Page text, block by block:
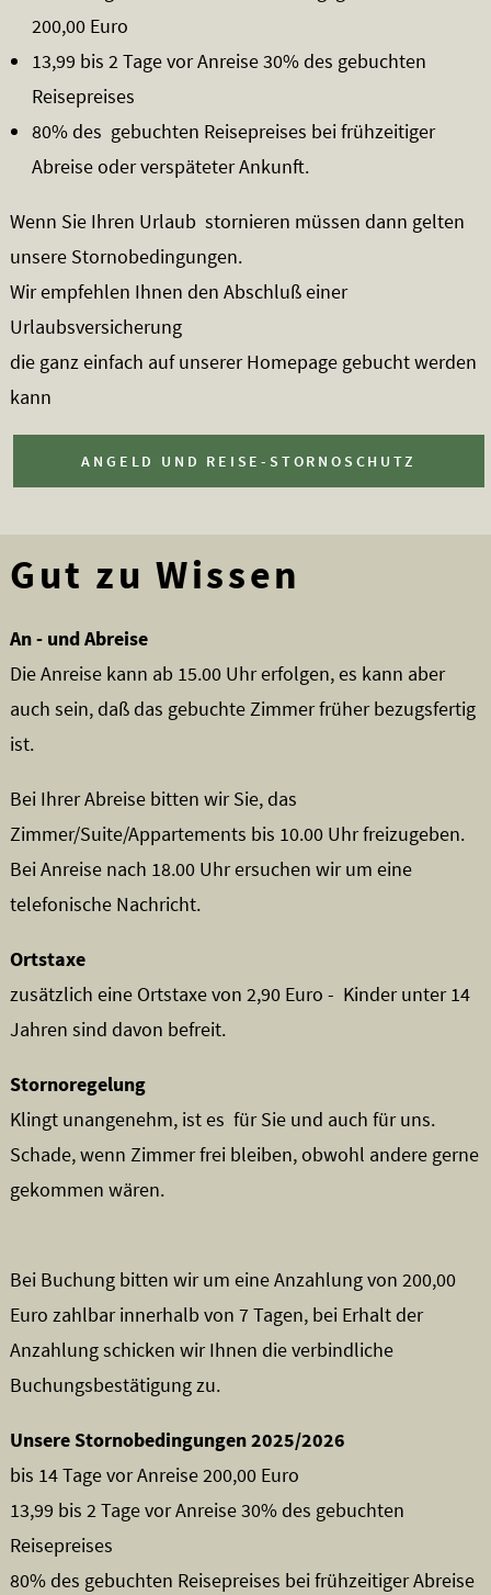
200,00 Euro
13,99 bis 2 Tage vor Anreise 30% des gebuchten
Reisepreises
80% des gebuchten Reisepreises bei frühzeitiger
Abreise oder verspäteter Ankunft.
Wenn Sie Ihren Urlaub stornieren müssen dann gelten
unsere Stornobedingungen.
Wir empfehlen Ihnen den Abschluß einer
Urlaubsversicherung
die ganz einfach auf unserer Homepage gebucht werden
kann
ANGELD UND REISE-STORNOSCHUTZ
Gut zu Wissen
An - und Abreise
Die Anreise kann ab 15.00 Uhr erfolgen, es kann aber
auch sein, daß das gebuchte Zimmer früher bezugsfertig
ist.
Bei Ihrer Abreise bitten wir Sie, das
Zimmer/Suite/Appartements bis 10.00 Uhr freizugeben.
Bei Anreise nach 18.00 Uhr ersuchen wir um eine
telefonische Nachricht.
Ortstaxe
zusätzlich eine Ortstaxe von 2,90 Euro - Kinder unter 14
Jahren sind davon befreit.
Stornoregelung
Klingt unangenehm, ist es für Sie und auch für uns.
Schade, wenn Zimmer frei bleiben, obwohl andere gerne
gekommen wären.
Bei Buchung bitten wir um eine Anzahlung von 200,00
Euro zahlbar innerhalb von 7 Tagen, bei Erhalt der
Anzahlung schicken wir Ihnen die verbindliche
Buchungsbestätigung zu.
Unsere Stornobedingungen 2025/2026
bis 14 Tage vor Anreise 200,00 Euro
13,99 bis 2 Tage vor Anreise 30% des gebuchten
Reisepreises
80% des gebuchten Reisepreises bei frühzeitiger Abreise